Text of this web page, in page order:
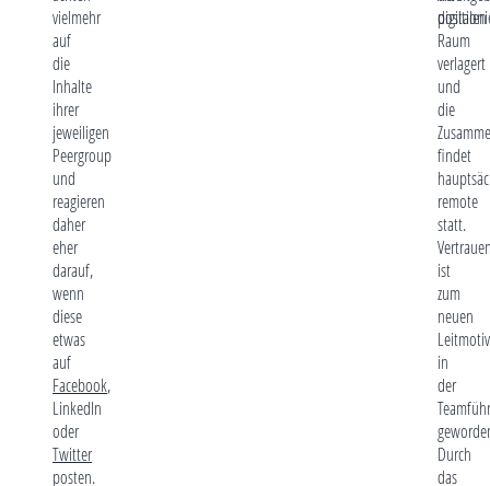
vielmehr
auf
die
Inhalte
ihrer
jeweiligen
Peergroup
und
reagieren
daher
eher
darauf,
wenn
diese
etwas
auf
Facebook,
LinkedIn
oder
Twitter
posten.
digitalen
Raum
verlagert
und
die
findet
remote
statt.
ist
zum
neuen
Leitmotiv
in
der
Durch
das